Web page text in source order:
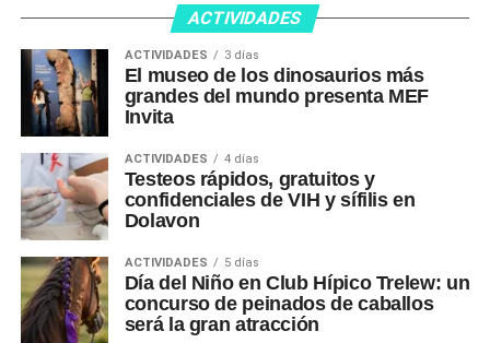
ACTIVIDADES
ACTIVIDADES 3 días
El museo de los dinosaurios más
grandes del mundo presenta MEF
Invita
ACTIVIDADES 4 días
Testeos rápidos, gratuitos y
confidenciales de VIH y sífilis en
Dolavon
ACTIVIDADES 5 días
Día del Niño en Club Hípico Trelew: un
concurso de peinados de caballos
será la gran atracción